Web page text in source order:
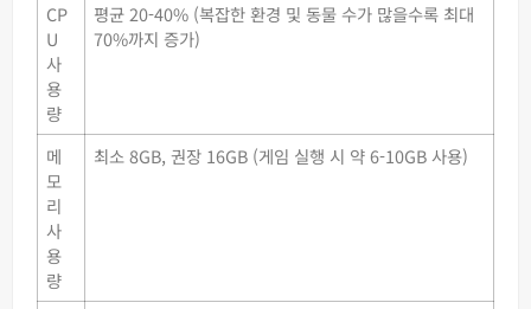
CP
U
사
용
량
평균 20-40% (복잡한 환경 및 동물 수가 많을수록 최대
70%까지 증가)
메
모
리
사
용
량
최소 8GB, 권장 16GB (게임 실행 시 약 6-10GB 사용)